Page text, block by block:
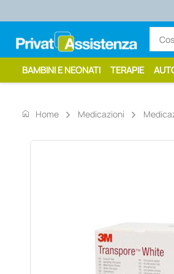
BAMBINI E NEONATI TERAPIE
home Home Medicazioni